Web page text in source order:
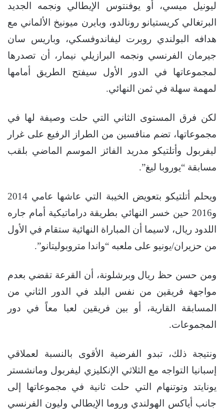
ليونيل ميسي، أو يوفنتوس الإيطالي ونجمه الجديد
البرتغالي كريستيانو رونالدو، وبايرن ميونيخ الألماني مع
هدافه البولندي روبرت ليفاندوفسكي، وباريس سان
جيرمان الفرنسي ونجمه البرازيلي نيمار، أن تصدرها
لمجموعاتها في الدور الأول سيفتح الطريق أمامها
لمهمة سهلة في ثمن النهائي.
لكن فرق المستوى الثاني التي حلت وصيفة لها في
مجموعاتها، تضم منافسين من الطراز الرفيع على غرار
ليفربول وأتلتيكو مدريد الفائز الموسم الماضي بلقب
مسابقة “يوروبا ليغ”.
ويحلم أتلتيكو بتعويض الخيبة التي عاشها عامي 2014
و2016 حين خسر النهائي بطريقة دراماتيكية أمام جاره
اللدود ريال، لاسيما أن المباراة النهائية ستقام في الأول
من حزيران/يونيو على ملعبه “واندا متروبوليتانو”.
ومن حسن حظ ريال وبرشلونة، أن القرعة تقضي بعدم
مواجهة فريقين من نفس البلد في الدور الثاني من
المسابقة القارية، أو بين فريقين لعبا معاً في دور
المجموعات.
ونتيجة ذلك، تبدو الفرضية الأقوى بالنسبة لعملاقي
إسبانيا التواجه مع الثلاثي الإنكليزي ليفربول ومانشستر
يونايتد وتوتنهام التي حلت ثانية في مجموعاتها إلى
جانب أياكس الهولندي وروما الإيطالي وليون الفرنسي